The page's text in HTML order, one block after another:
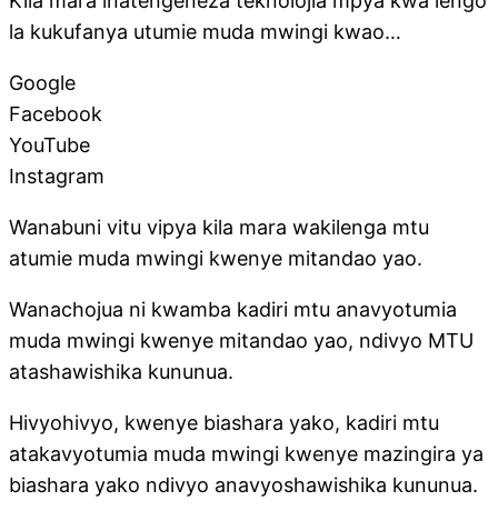
la kukufanya utumie muda mwingi kwao…
Google
Facebook
YouTube
Instagram
Wanabuni vitu vipya kila mara wakilenga mtu
atumie muda mwingi kwenye mitandao yao.
Wanachojua ni kwamba kadiri mtu anavyotumia
muda mwingi kwenye mitandao yao, ndivyo MTU
atashawishika kununua.
Hivyohivyo, kwenye biashara yako, kadiri mtu
atakavyotumia muda mwingi kwenye mazingira ya
biashara yako ndivyo anavyoshawishika kununua.